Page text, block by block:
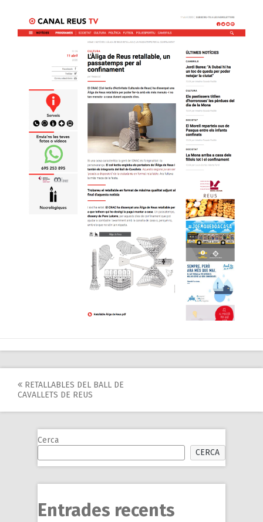
Post
RETALLABLES DEL BALL DE
CAVALLETS DE REUS
Cerca
CERCA
Entrades recents